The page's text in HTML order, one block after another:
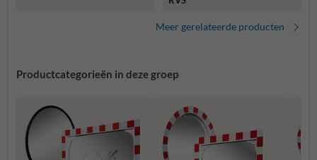
Meer gerelateerde producten
Productcategorieën in deze groep